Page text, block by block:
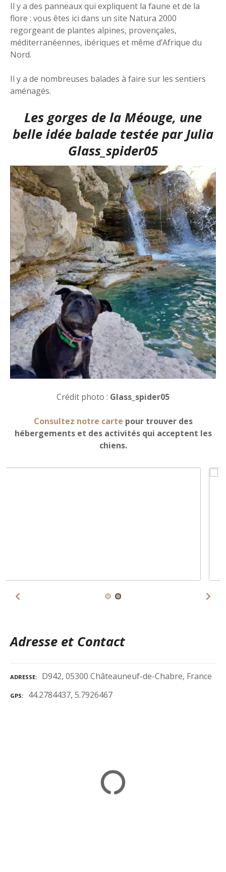
Il y a des panneaux qui expliquent la faune et de la
flore : vous êtes ici dans un site Natura 2000
regorgeant de plantes alpines, provençales,
méditerranéennes, ibériques et même d’Afrique du
Nord.
Il y a de nombreuses balades à faire sur les sentiers
aménagés.
Les gorges de la Méouge, une
belle idée balade testée par Julia
Glass_spider05
Crédit photo : Glass_spider05
Consultez notre carte pour trouver des
hébergements et des activités qui acceptent les
chiens.
Adresse et Contact
ADRESSE D942, 05300 Châteauneuf-de-Chabre, France
GPS 44.2784437, 5.7926467